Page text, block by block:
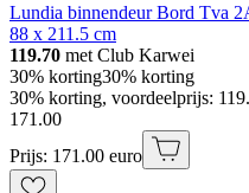
Lundia binnendeur Bord Tva
88 x 211.5 cm
119.70 met Club Karwei
30% korting30% korting
30% korting, voordeelprijs:
171 .00
Prijs: 171.00 euro